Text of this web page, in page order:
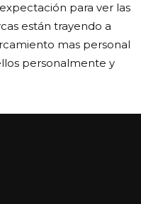
para ver las
están trayendo a
mas personal
personalmente y